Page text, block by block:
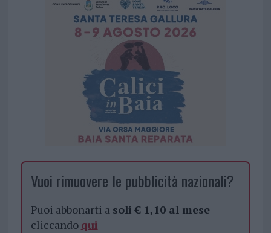
Vuoi rimuovere le pubblicità nazionali?
Puoi abbonarti a soli € 1,10 al mese
cliccando qui